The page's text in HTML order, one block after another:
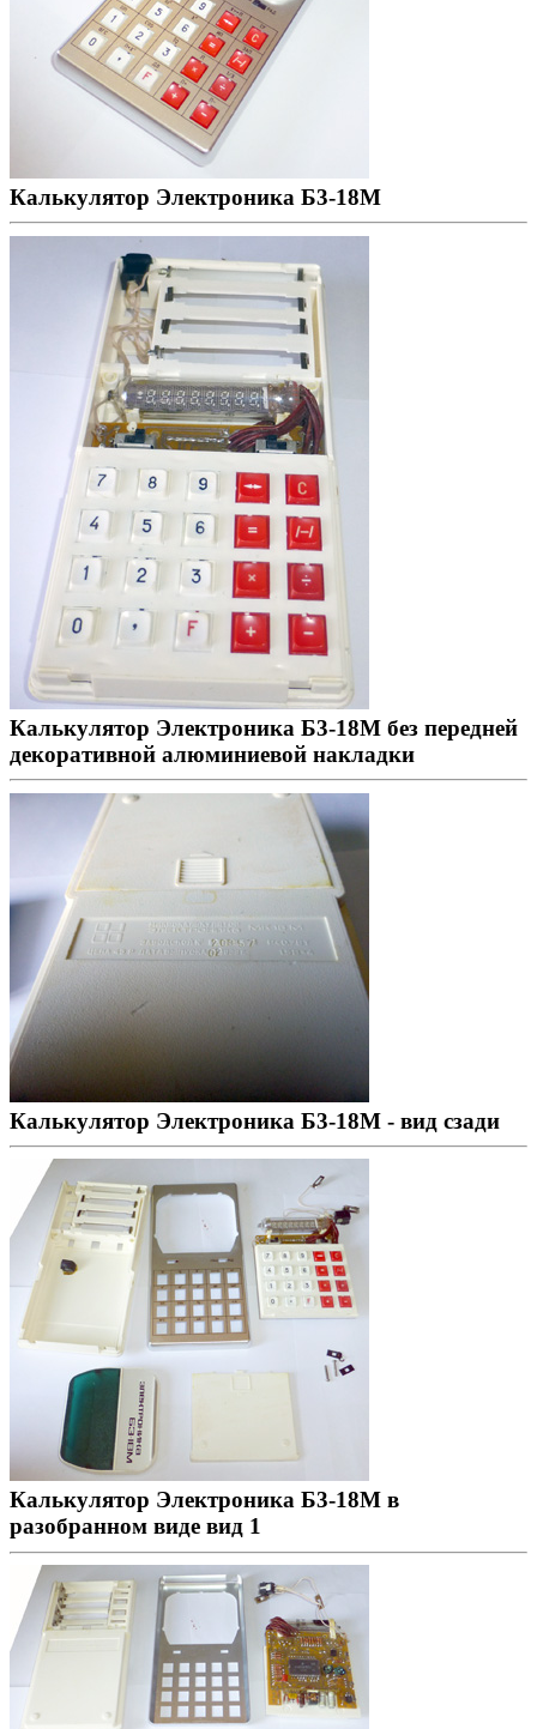
Калькулятор Электроника Б3-18М
Калькулятор Электроника Б3-18М без передней
декоративной алюминиевой накладки
Калькулятор Электроника Б3-18М - вид сзади
Калькулятор Электроника Б3-18М в
разобранном виде вид 1